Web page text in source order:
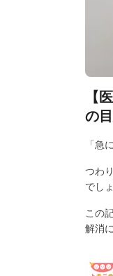
【
の
「急
つわ
でし
この
解消